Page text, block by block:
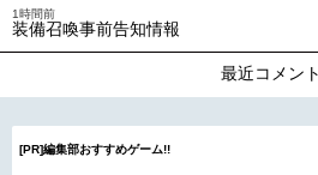
1時間前
装備召喚事前告知情報
最近コメン
[PR]編集部おすすめゲーム!!